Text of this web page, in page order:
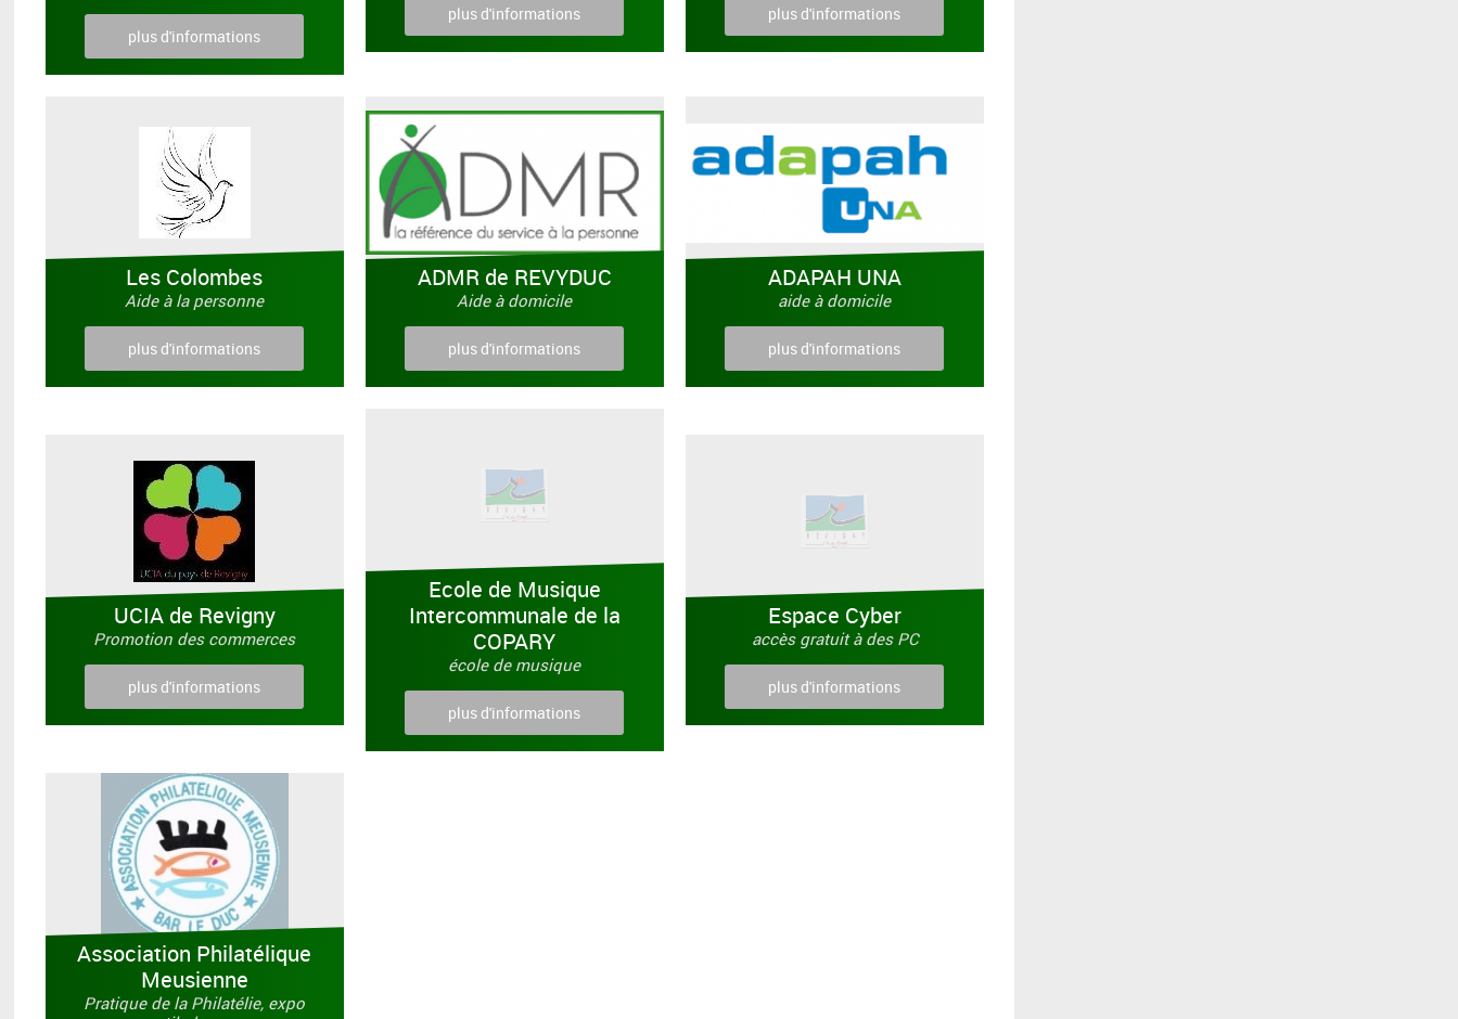
plus d'informations
plus d'informations plus d'informations
Les Colombes
Aide à la personne
plus d'informations
ADMR de REVYDUC
Aide à domicile
plus d'informations
ADAPAH UNA
aide à domicile
plus d'informations
UCIA de Revigny
Promotion des commerces
plus d'informations
Ecole de Musique
Intercommunale de la
COPARY
école de musique
plus d'informations
Espace Cyber
accès gratuit à des PC
plus d'informations
Association Philatélique
Meusienne
Pratique de la Philatélie, expo